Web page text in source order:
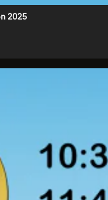
2025